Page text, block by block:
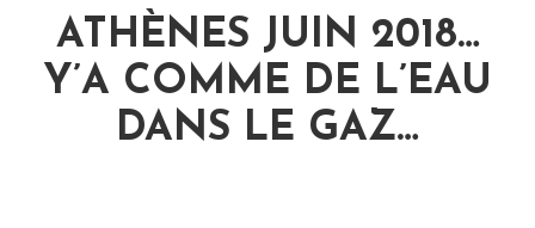
ATHÈNES JUIN 2018…
Y’A COMME DE L’EAU
DANS LE GAZ…